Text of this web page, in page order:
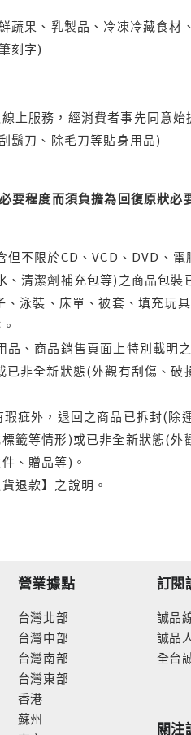
蔬果、乳製品、冷凍冷藏食材
刻字)
上服務，經消費者事先同意
鬍刀、除毛刀等貼身用品)
要程度而須負擔為回復原狀
不限於CD、VCD、DVD、
清潔劑補充包等)之商品包
泳裝、床單、被套、填充玩
、商品銷售頁面上特別載明
非全新狀態(外觀有刮傷、
疵外，退回之商品已拆封(
籤等情形)或已非全新狀態(
、贈品等)。
退款】之說明。
營業據點
台灣北部
台灣中部
台灣南部
台灣東部
香港
蘇州
訂閱
誠品
誠品
全台
關注